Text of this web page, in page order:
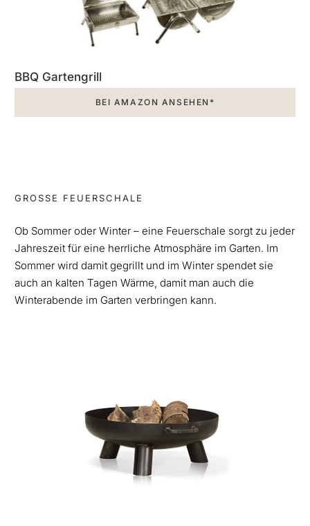
BBQ Gartengrill
BEI AMAZON ANSEHEN*
GROSSE FEUERSCHALE
Ob Sommer oder Winter – eine Feuerschale sorgt zu jeder
Jahreszeit für eine herrliche Atmosphäre im Garten. Im
Sommer wird damit gegrillt und im Winter spendet sie
auch an kalten Tagen Wärme, damit man auch die
Winterabende im Garten verbringen kann.